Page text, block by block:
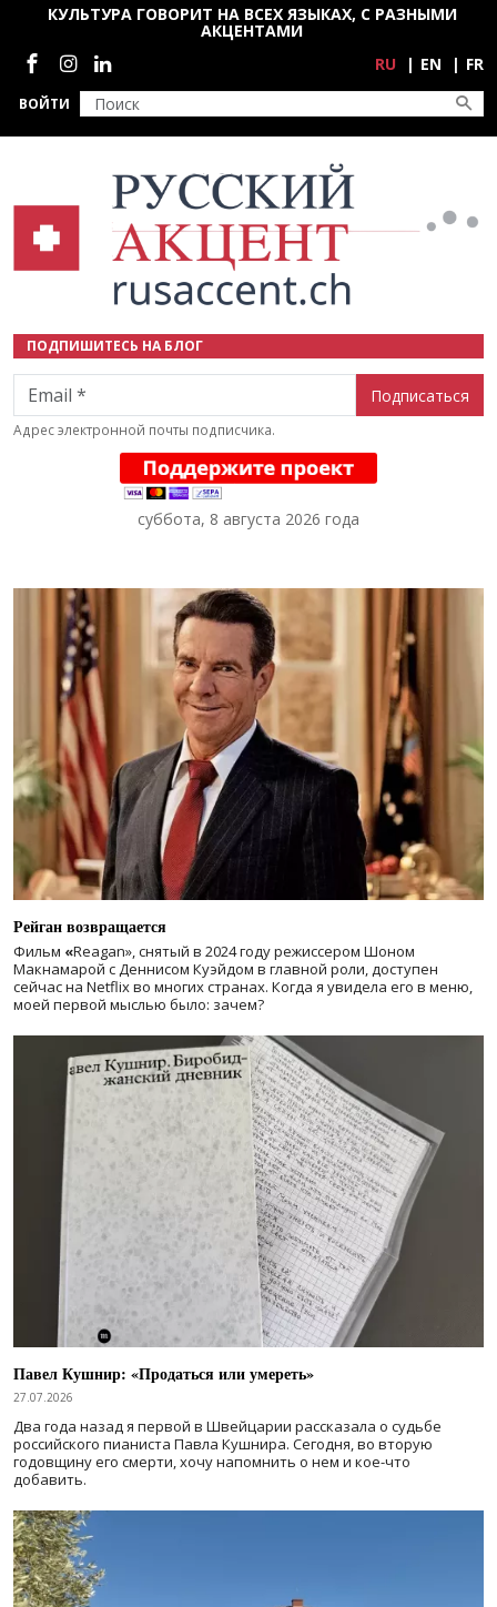
Перейти к основному содержанию
ВОЙТИ
КУЛЬТУРА ГОВОРИТ НА ВСЕХ ЯЗЫКАХ, С РАЗНЫМИ
АКЦЕНТАМИ
Социальные сети
RU EN FR
ПОДПИШИТЕСЬ НА БЛОГ
Email
Адрес электронной почты подписчика.
суббота, 8 августа 2026 года
Рейган возвращается
Фильм «Reagan», снятый в 2024 годурежиссером Шоном
Макнамарой с Деннисом Куэйдом в главной роли, доступен
сейчас на Netflix во многих странах. Когда я увидела его в меню,
моей первой мыслью было: зачем?
Павел Кушнир: «Продаться или умереть»
27.07.2026
Два года назад я первой в Швейцарии рассказала о судьбе
российского пианиста Павла Кушнира. Сегодня, во вторую
годовщину его смерти, хочу напомнить о нем и кое-что
добавить.